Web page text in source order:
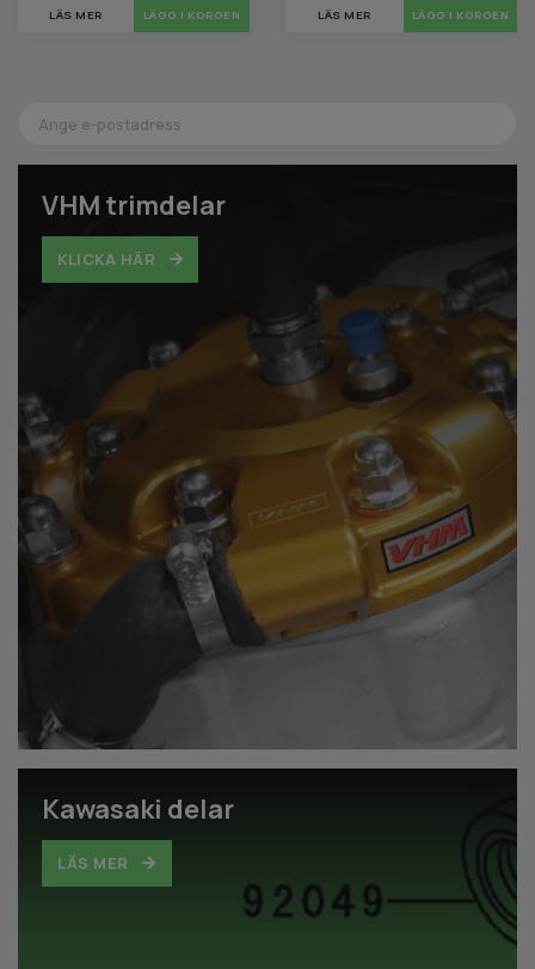
VHM trimdelar
KLICKA HÄR
Kawasaki delar
LÄS MER
LÄS MER LÄGG I KORGEN LÄS MER